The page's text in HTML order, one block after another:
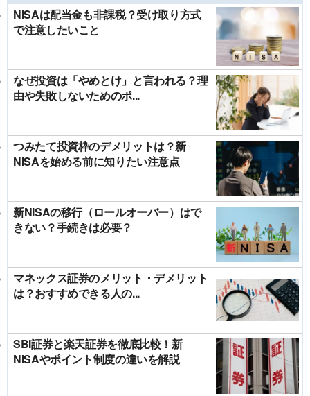
NISAは配当金も非課税？受け取り方式
で注意したいこと
なぜ投資は「やめとけ」と言われる？理
由や失敗しないためのポ...
つみたて投資枠のデメリットは？新
NISAを始める前に知りたい注意点
新NISAの移行（ロールオーバー）はで
きない？手続きは必要？
マネックス証券のメリット・デメリット
は？おすすめできる人の...
SBI証券と楽天証券を徹底比較！新
NISAやポイント制度の違いを解説